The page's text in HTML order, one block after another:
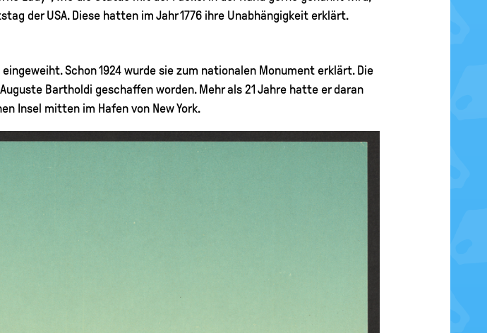
der USA. Diese hatten im Jahr 1776 ihre Unabhängigkeit erklärt.
Schon 1924 wurde sie zum nationalen Monument erklärt. Die
Bartholdi geschaffen worden. Mehr als 21 Jahre hatte er daran
Insel mitten im Hafen von New York.